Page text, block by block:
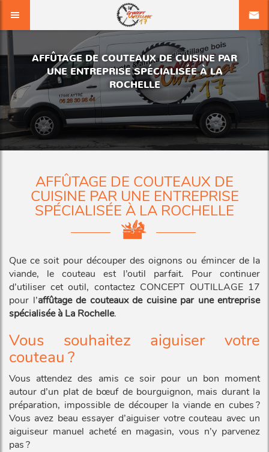
AFFÛTAGE DE COUTEAUX DE CUISINE PAR
UNE ENTREPRISE SPÉCIALISÉE À LA
ROCHELLE
AFFÛTAGE DE COUTEAUX DE
CUISINE PAR UNE ENTREPRISE
SPÉCIALISÉE À LA ROCHELLE
Que ce soit pour découper des oignons ou émincer de la
viande, le couteau est l’outil parfait. Pour continuer
d’utiliser cet outil, contactez CONCEPT OUTILLAGE 17
pour l’affûtage de couteaux de cuisine par une entreprise
spécialisée à La Rochelle.
Vous souhaitez aiguiser votre
couteau ?
Vous attendez des amis ce soir pour un bon moment
autour d’un plat de bœuf de bourguignon, mais durant la
préparation, impossible de découper la viande en cubes ?
Vous avez beau essayer d’aiguiser votre couteau avec un
aiguiseur manuel acheté en magasin, vous n’y parvenez
pas ?